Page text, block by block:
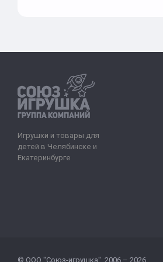
Игрушки и товары для
детей в Челябинске и
Екатеринбурге
© ООО "Союз-игрушка", 2006 – 2026.